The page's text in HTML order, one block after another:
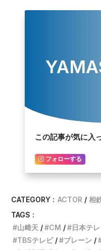
この記事が気に入
フォローする
CATEGORY : ACTOR
相
TAGS :
山﨑天
CM 日本テ
TBSテレビ
ブレーン